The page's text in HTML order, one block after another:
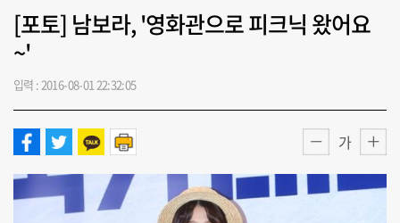
[포토] 남보라, '영화관으로 피크닉 왔어요
~'
입력 : 2016-08-01 22:32:05
가